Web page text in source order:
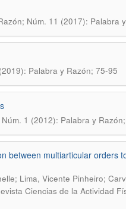
Núm. 11 (2017): Palabra
Palabra y Razón; 75-95
1 (2012): Palabra y
between multiarticular orders
Lima, Vicente Pinheiro;
Ciencias de la Actividad